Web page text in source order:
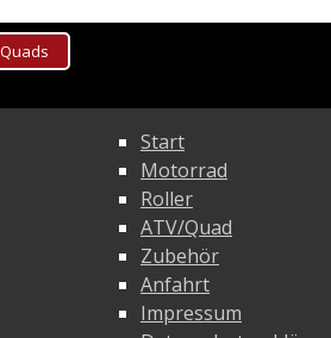
Hauptständer Windschild
09.10.2014EZ
Start
Motorrad
Roller
ATV/Quad
Zubehör
Anfahrt
Impressum